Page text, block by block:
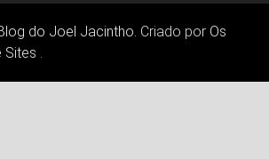
do Joel Jacintho . Criado por Os
Sites